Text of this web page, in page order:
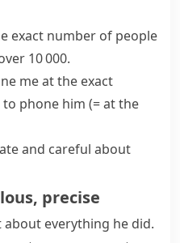
exact number of people
10 000.
me at the exact
phone him (= at the
and careful about
, precise
about everything he did.